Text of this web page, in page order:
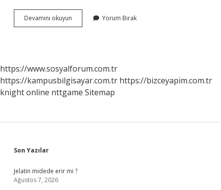
Devamını okuyun
Kim
Yorum Bırak
https://www.sosyalforum.com.tr
https://kampusbilgisayar.com.tr https://bizceyapim.com.tr
knight online nttgame Sitemap
Sidebar
Son Yazılar
Jelatin midede erir mi ?
Ağustos 7, 2026